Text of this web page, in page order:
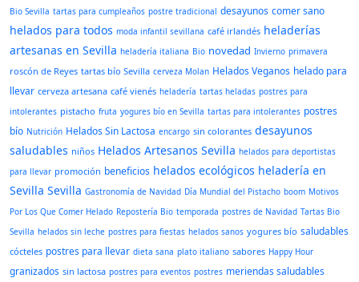
Bio Sevilla tartas para cumpleaños postre tradicional desayunos comer sano
helados para todos moda infantil sevillana café irlandés heladerías
artesanas en Sevilla heladería italiana Bio novedad Invierno primavera
roscón de Reyes tartas bío Sevilla cerveza Molan Helados Veganos helado para
llevar cerveza artesana café vienés heladería tartas heladas postres para
intolerantes pistacho fruta yogures bío en Sevilla tartas para intolerantes postres
bío Nutrición Helados Sin Lactosa encargo sin colorantes desayunos
saludables niños Helados Artesanos Sevilla helados para deportistas
para llevar promoción beneficios helados ecológicos heladería en
Sevilla Sevilla Gastronomía de Navidad Día Mundial del Pistacho boom Motivos
Por Los Que Comer Helado Repostería Bio temporada postres de Navidad Tartas Bio
Sevilla helados sin leche postres para fiestas helados sanos yogures bío saludables
cócteles postres para llevar dieta sana plato italiano sabores Happy Hour
granizados sin lactosa postres para eventos postres meriendas saludables